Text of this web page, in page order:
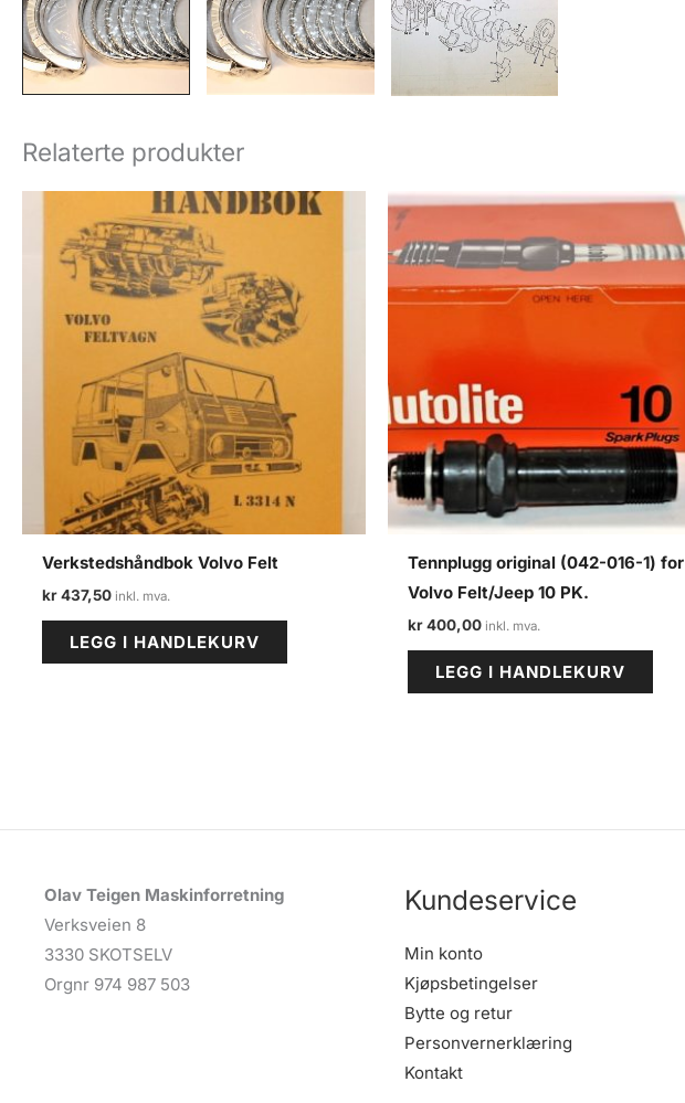
Relaterte produkter
Verkstedshåndbok Volvo Felt
kr437,50
LEGG I HANDLEKURV
Tennplugg original (042-016-1) for
Volvo Felt/Jeep 10 PK.
kr400,00
LEGG I HANDLEKURV
Olav Teigen Maskinforretning
Verksveien 8
3330 SKOTSELV
Orgnr 974 987 503
Kundeservice
Min konto
Kjøpsbetingelser
Bytte og retur
Personvernerklæring
Kontakt